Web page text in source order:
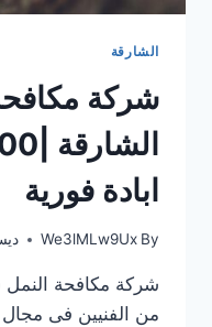
الشارقة
شركة
ابادة فورية
By
We3lMLw9Ux
شركة مكافحة النمل
من الفنيين فى